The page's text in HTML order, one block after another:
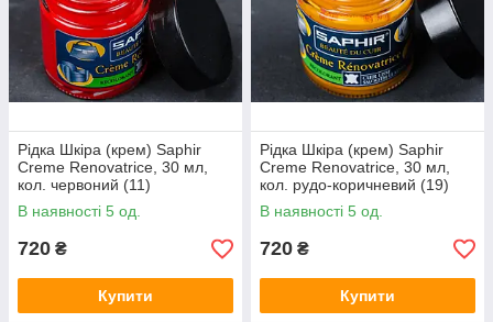
Рідка Шкіра (крем) Saphir
Creme Renovatrice, 30 мл,
кол. червоний (11)
В наявності 5 од.
720 ₴
Купити
Рідка Шкіра (крем) Saphir
Creme Renovatrice, 30 мл,
кол. рудо-коричневий (19)
В наявності 5 од.
720 ₴
Купити